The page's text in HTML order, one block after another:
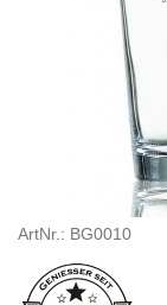
ArtNr.: BG0010